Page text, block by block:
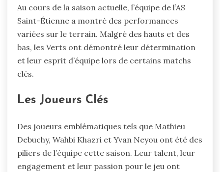
Au cours de la saison actuelle, l’équipe de l’AS
Saint-Étienne a montré des performances
variées sur le terrain. Malgré des hauts et des
bas, les Verts ont démontré leur détermination
et leur esprit d’équipe lors de certains matchs
clés.
Les Joueurs Clés
Des joueurs emblématiques tels que Mathieu
Debuchy, Wahbi Khazri et Yvan Neyou ont été des
piliers de l’équipe cette saison. Leur talent, leur
engagement et leur passion pour le jeu ont